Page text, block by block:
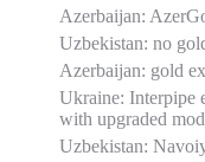
Azerbaijan:
Uzbekistan: no
Azerbaijan: gold
Ukraine: Interpipe
with upgraded
Uzbekistan: